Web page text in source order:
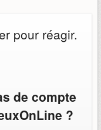
pour réagir.
de compte
?